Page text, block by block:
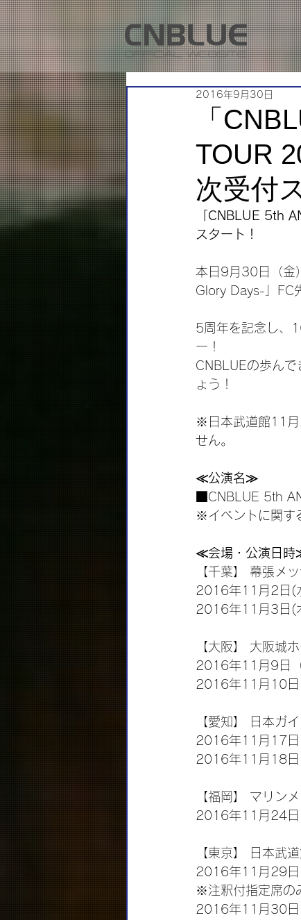
「
TOUR
次受付
2016年9月30日
「CNBLUE 5th
スタート！
本日9月30日（金
Glory Days-」FC
5周年を記念し、
ー！
CNBLUEの歩ん
ょう！
※日本武道館11月
せん。
≪公演名≫
■CNBLUE 5th
※イベントに関す
≪会場・公演日
【千葉】 幕張メ
2016年11月2日(
2016年11月3日(
【大阪】 大阪城
2016年11月9日
2016年11月10
【愛知】 日本ガ
2016年11月17
2016年11月18
【福岡】 マリン
2016年11月24
【東京】 日本武
2016年11月29
※注釈付指定席の
2016年11月30